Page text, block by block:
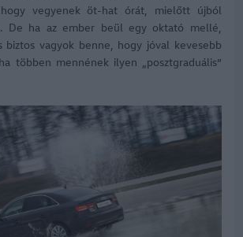
vegyenek öt-hat órát, mielőtt újból
De ha az ember beül egy oktató mellé,
biztos vagyok benne, hogy jóval kevesebb
többen mennének ilyen „posztgraduális”